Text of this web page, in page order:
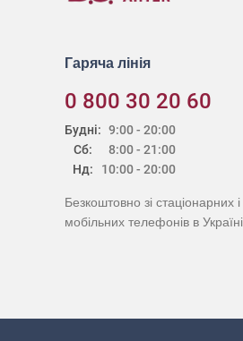
Гаряча лінія
0 800 30 20 60
Будні:
Сб:
Нд:
9:00 - 20:00
8:00 - 21:00
10:00 - 20:00
Безкоштовно зі стаціонарних і
мобільних телефонів в Україні